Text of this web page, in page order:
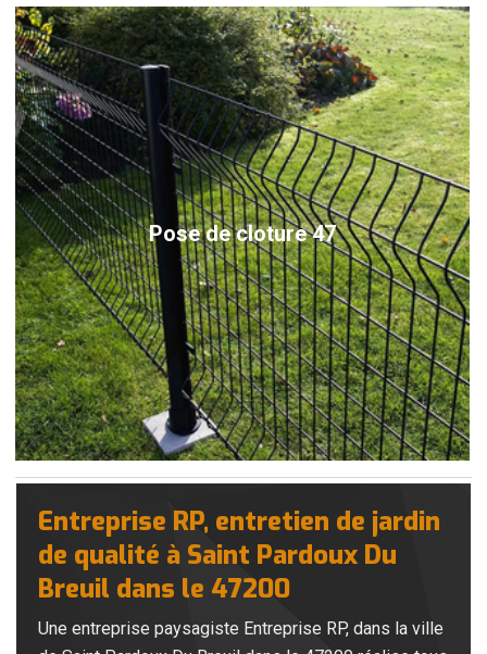
Pose de cloture 47
Entreprise RP, entretien de jardin
de qualité à Saint Pardoux Du
Breuil dans le 47200
Une entreprise paysagiste Entreprise RP, dans la ville